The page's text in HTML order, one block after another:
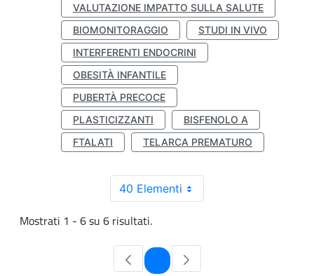
VALUTAZIONE IMPATTO SULLA SALUTE
BIOMONITORAGGIO
STUDI IN VIVO
INTERFERENTI ENDOCRINI
OBESITÀ INFANTILE
PUBERTÀ PRECOCE
PLASTICIZZANTI
BISFENOLO A
FTALATI
TELARCA PREMATURO
40 Elementi
Mostrati 1 - 6 su 6 risultati.
Pagina